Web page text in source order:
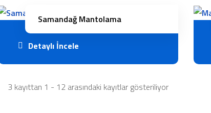
Detaylı İncele
Samandağ Mantolama
3 kayıttan 1 - 12 arasındaki kayıtlar gösteriliyor